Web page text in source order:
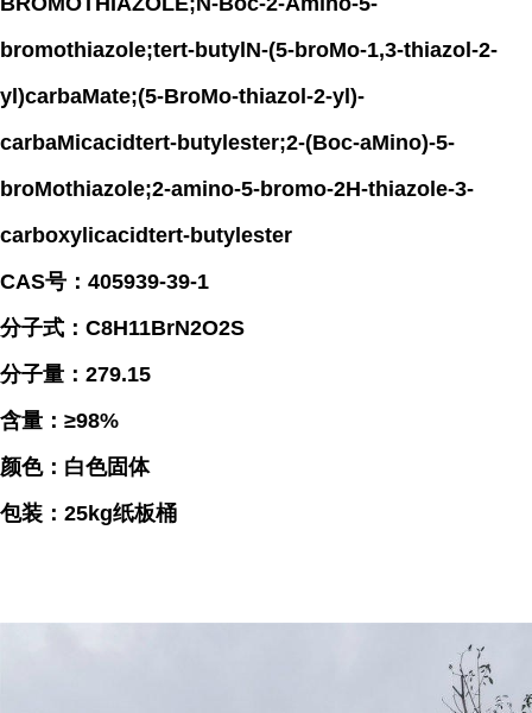
bromothiazole;tert-butylN-(5-broMo-1,3-thiazol-2-
yl)carbaMate;(5-BroMo-thiazol-2-yl)-
carbaMicacidtert-butylester;2-(Boc-aMino)-5-
broMothiazole;2-amino-5-bromo-2H-thiazole-3-
carboxylicacidtert-butylester
CAS号：405939-39-1
分子式：C8H11BrN2O2S
分子量：279.15
含量：≥98%
颜色：白色固体
包装：25kg纸板桶